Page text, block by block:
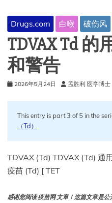
依
旧
可
或
缺
Drugs.com 白喉 破伤风
TDVAX Td
和警告
2026年5月24日 孟胜利 医学博士
This entry is part 3 of 5 in the
（Td）
TDVAX (Td) TDVAX (Td) 通
疫苗 (Td) [ TET
感谢您阅读 疫苗网 文章！这篇文章是